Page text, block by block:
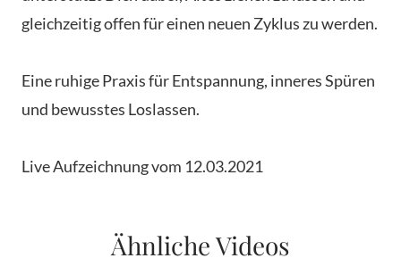
gleichzeitig offen für einen neuen Zyklus zu werden.
Eine ruhige Praxis für Entspannung, inneres Spüren
und bewusstes Loslassen.
Live Aufzeichnung vom 12.03.2021
Ähnliche Videos